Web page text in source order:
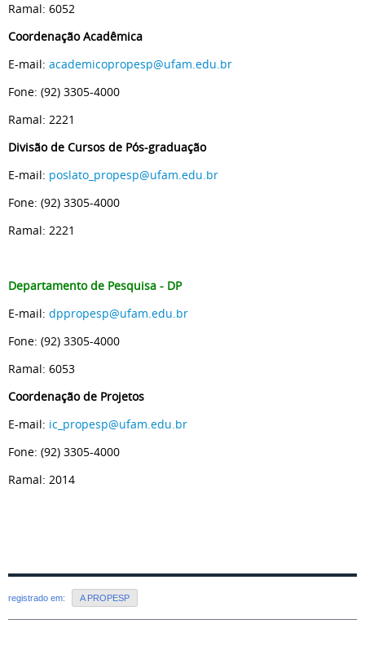
Ramal: 6052
Coordenação Acadêmica
E-mail: academicopropesp@ufam.edu.br
Fone: (92) 3305-4000
Ramal: 2221
Divisão de Cursos de Pós-graduação
E-mail: poslato_propesp@ufam.edu.br
Fone: (92) 3305-4000
Ramal: 2221
Departamento de Pesquisa - DP
E-mail: dppropesp@ufam.edu.br
Fone: (92) 3305-4000
Ramal: 6053
Coordenação de Projetos
E-mail: ic_propesp@ufam.edu.br
Fone: (92) 3305-4000
Ramal: 2014
registrado em: A PROPESP